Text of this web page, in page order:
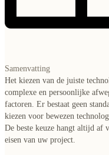
Samenvatting
Het kiezen van de juiste
complexe en persoonlijke
factoren. Er bestaat geen
kiezen voor bewezen
De beste keuze hangt altijd af
eisen van uw project.